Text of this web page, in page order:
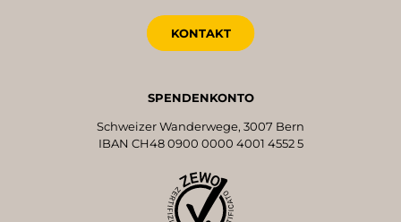
KONTAKT
SPENDENKONTO
Schweizer Wanderwege, 3007 Bern
IBAN CH48 0900 0000 4001 4552 5